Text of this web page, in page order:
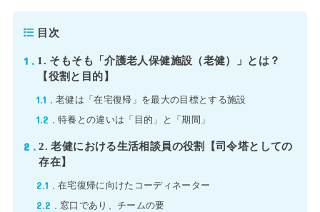
目次
1
1. そもそも「介護老人保健施設（老健）」とは？
【役割と目的】
1.1 老健は「在宅復帰」を最大の目標とする施設
1.2 特養との違いは「目的」と「期間」
2
2. 老健における生活相談員の役割【司令塔としての
存在】
2.1 在宅復帰に向けたコーディネーター
2.2 窓口であり、チームの要